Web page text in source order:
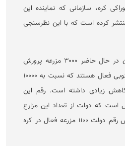
کره، سازمانی که نماینده این
کرده است که با این نظرسنجی
بر اساس ارقام این سازمان در حال حاضر ۳۰۰۰ مزرعه پرورش
سگ‌های خوراکی در کره جنوبی فعال هستند که نسبت به ۱۰۰۰۰
در سال‌های ۲۰۱۰ کاهش زیادی داشته است. رقم این
است که دولت از تعداد این مزارع
منتشر کرده است. بر اساس رقم دولت ۱۱۰۰ مزرعه فعال در کره